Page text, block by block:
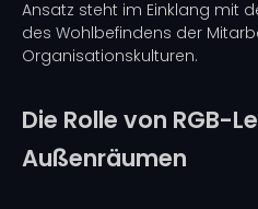
Ansatz steht im Einklang mit
des Wohlbefindens der
Organisationskulturen.
Die Rolle von RGB-
Außenräumen